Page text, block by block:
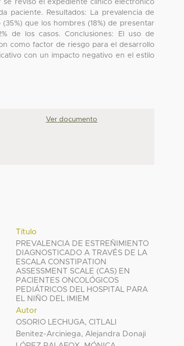
se revisó el expediente clínico electrónico
paciente. Resultados: La prevalencia de
que los hombres (18%) de presentar
de los casos. Conclusiones: El uso de
como factor de riesgo para el desarrollo
con un impacto negativo en el estilo
Ver documento
Título
PREVALENCIA DE ESTREÑIMIENTO
DIAGNOSTICADO A TRAVÉS DE LA
ESCALA CONSTIPATION
ASSESSMENT SCALE (CAS) EN
PACIENTES ONCOLÓGICOS
PEDIÁTRICOS DEL HOSPITAL PARA
EL NIÑO DEL IMIEM
Autor
OSORIO LECHUGA, CITLALI
Benitez-Arciniega, Alejandra Donaji